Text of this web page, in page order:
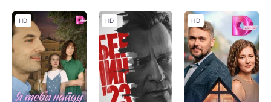
HD HD HD